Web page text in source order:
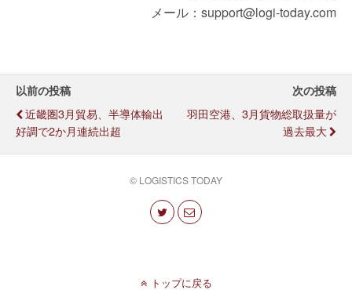
メール：support@logi-today.com
以前の投稿
近畿圏3月貿易、半導体輸出
好調で2か月連続出超
次の投稿
羽田空港、3月貨物総取扱量が
過去最大
© LOGISTICS TODAY
トップに戻る